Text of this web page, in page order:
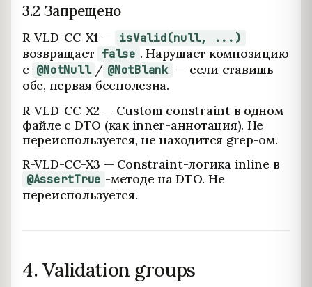
3.2 Запрещено
R-VLD-CC-X1 — isValid(null, ...)
возвращает false . Нарушает композицию
с @NotNull / @NotBlank — если ставишь
обе, первая бесполезна.
R-VLD-CC-X2 — Custom constraint в одном
файле с DTO (как inner-аннотация). Не
переиспользуется, не находится grep-ом.
R-VLD-CC-X3 — Constraint-логика inline в
@AssertTrue -методе на DTO. Не
переиспользуется.
4. Validation groups